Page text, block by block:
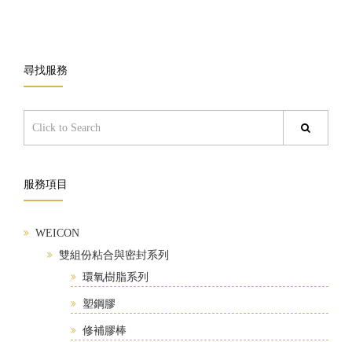
尋找服務
服務項目
WEICON
雙組份粘合與密封系列
環氧樹脂系列
塑鋼膠
修補膠棒